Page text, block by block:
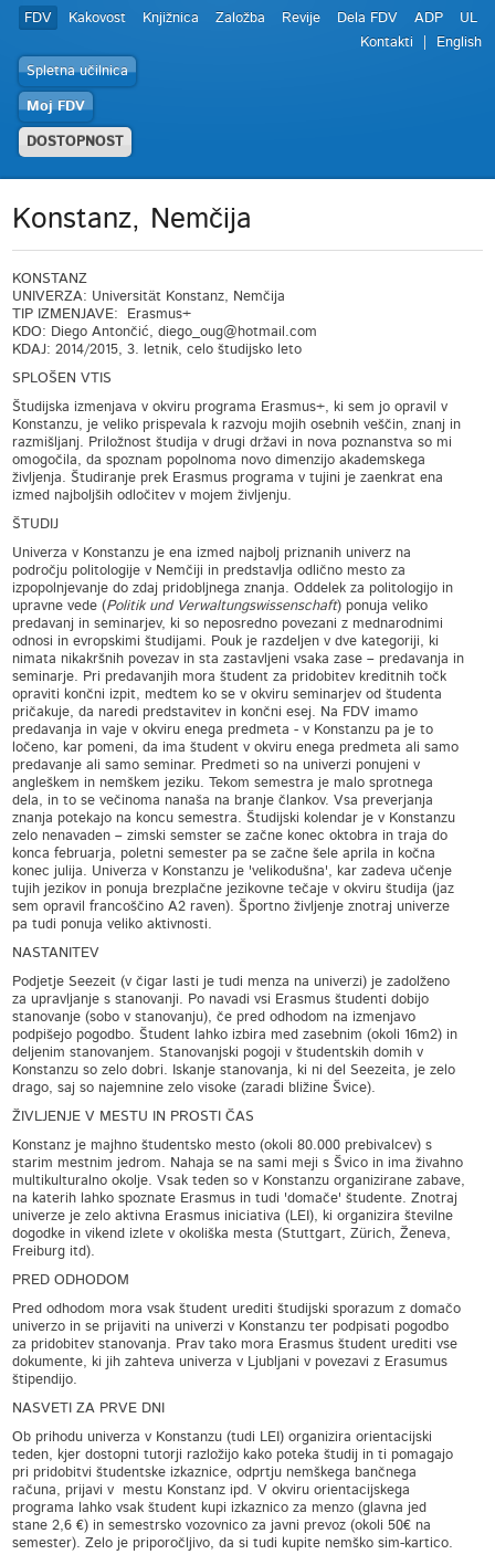
FDV Kakovost Knjižnica Založba Revije Dela FDV ADP
UL
Kontakti
English
Spletna učilnica
Moj FDV
DOSTOPNOST
Konstanz, Nemčija
KONSTANZ
UNIVERZA: Universität Konstanz, Nemčija
TIP IZMENJAVE: Erasmus+
KDO: Diego Antončić, diego_oug@hotmail.com
KDAJ: 2014/2015, 3. letnik, celo študijsko leto
SPLOŠEN VTIS
Študijska izmenjava v okviru programa Erasmus+, ki sem jo opravil v
Konstanzu, je veliko prispevala k razvoju mojih osebnih veščin, znanj in
razmišljanj. Priložnost študija v drugi državi in nova poznanstva so mi
omogočila, da spoznam popolnoma novo dimenzijo akademskega
življenja. Študiranje prek Erasmus programa v tujini je zaenkrat ena
izmed najboljših odločitev v mojem življenju.
ŠTUDIJ
Univerza v Konstanzu je ena izmed najbolj priznanih univerz na
področju politologije v Nemčiji in predstavlja odlično mesto za
izpopolnjevanje do zdaj pridobljnega znanja. Oddelek za politologijo in
upravne vede (Politik und Verwaltungswissenschaft) ponuja veliko
predavanj in seminarjev, ki so neposredno povezani z mednarodnimi
odnosi in evropskimi študijami. Pouk je razdeljen v dve kategoriji, ki
nimata nikakršnih povezav in sta zastavljeni vsaka zase – predavanja in
seminarje. Pri predavanjih mora študent za pridobitev kreditnih točk
opraviti končni izpit, medtem ko se v okviru seminarjev od študenta
pričakuje, da naredi predstavitev in končni esej. Na FDV imamo
predavanja in vaje v okviru enega predmeta - v Konstanzu pa je to
ločeno, kar pomeni, da ima študent v okviru enega predmeta ali samo
predavanje ali samo seminar. Predmeti so na univerzi ponujeni v
angleškem in nemškem jeziku. Tekom semestra je malo sprotnega
dela, in to se večinoma nanaša na branje člankov. Vsa preverjanja
znanja potekajo na koncu semestra. Študijski kolendar je v Konstanzu
zelo nenavaden – zimski semster se začne konec oktobra in traja do
konca februarja, poletni semester pa se začne šele aprila in kočna
konec julija. Univerza v Konstanzu je 'velikodušna', kar zadeva učenje
tujih jezikov in ponuja brezplačne jezikovne tečaje v okviru študija (jaz
sem opravil francoščino A2 raven). Športno življenje znotraj univerze
pa tudi ponuja veliko aktivnosti.
NASTANITEV
Podjetje Seezeit (v čigar lasti je tudi menza na univerzi) je zadolženo
za upravljanje s stanovanji. Po navadi vsi Erasmus študenti dobijo
stanovanje (sobo v stanovanju), če pred odhodom na izmenjavo
podpišejo pogodbo. Študent lahko izbira med zasebnim (okoli 16m2) in
deljenim stanovanjem. Stanovanjski pogoji v študentskih domih v
Konstanzu so zelo dobri. Iskanje stanovanja, ki ni del Seezeita, je zelo
drago, saj so najemnine zelo visoke (zaradi bližine Švice).
ŽIVLJENJE V MESTU IN PROSTI ČAS
Konstanz je majhno študentsko mesto (okoli 80.000 prebivalcev) s
starim mestnim jedrom. Nahaja se na sami meji s Švico in ima živahno
multikulturalno okolje. Vsak teden so v Konstanzu organizirane zabave,
na katerih lahko spoznate Erasmus in tudi 'domače' študente. Znotraj
univerze je zelo aktivna Erasmus iniciativa (LEI), ki organizira številne
dogodke in vikend izlete v okoliška mesta (Stuttgart, Zürich, Ženeva,
Freiburg itd).
PRED ODHODOM
Pred odhodom mora vsak študent urediti študijski sporazum z domačo
univerzo in se prijaviti na univerzi v Konstanzu ter podpisati pogodbo
za pridobitev stanovanja. Prav tako mora Erasmus študent urediti vse
dokumente, ki jih zahteva univerza v Ljubljani v povezavi z Erasumus
štipendijo.
NASVETI ZA PRVE DNI
Ob prihodu univerza v Konstanzu (tudi LEI) organizira orientacijski
teden, kjer dostopni tutorji razložijo kako poteka študij in ti pomagajo
pri pridobitvi študentske izkaznice, odprtju nemškega bančnega
računa, prijavi v mestu Konstanz ipd. V okviru orientacijskega
programa lahko vsak študent kupi izkaznico za menzo (glavna jed
stane 2,6 €) in semestrsko vozovnico za javni prevoz (okoli 50€ na
semester). Zelo je priporočljivo, da si tudi kupite nemško sim-kartico.